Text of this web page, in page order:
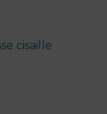
cisaille